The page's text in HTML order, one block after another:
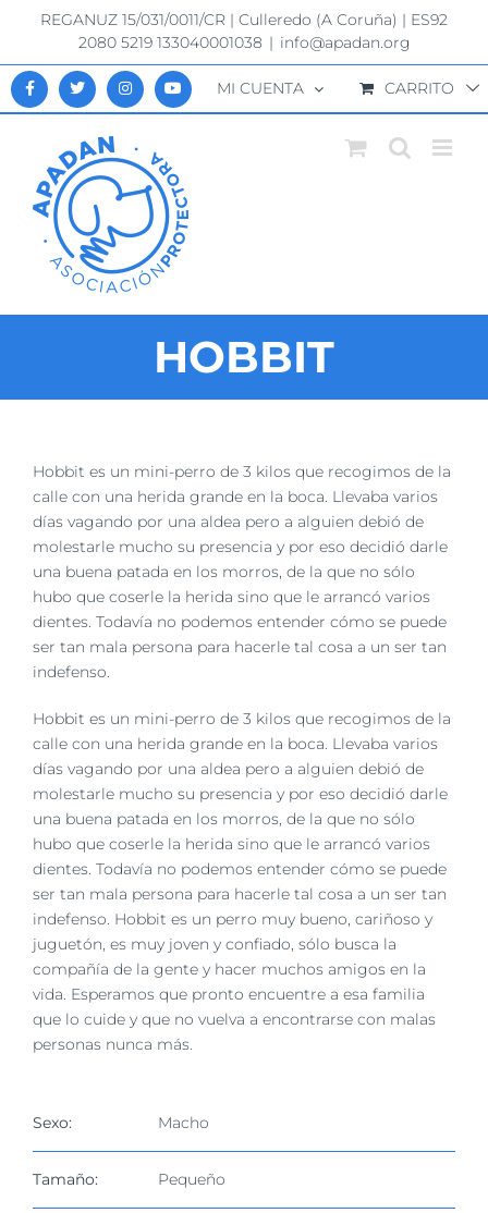
Saltar
contenido
REGANUZ 15/031/0011/CR | Culleredo (A Coruña) | ES92
2080 5219 133040001038 | info@apadan.org
MI CUENTA CARRITO
HOBBIT
Ver
imagen
más
grande
Hobbit es un mini-perro de 3 kilos que recogimos de la
calle con una herida grande en la boca. Llevaba varios
días vagando por una aldea pero a alguien debió de
molestarle mucho su presencia y por eso decidió darle
una buena patada en los morros, de la que no sólo
hubo que coserle la herida sino que le arrancó varios
dientes. Todavía no podemos entender cómo se puede
ser tan mala persona para hacerle tal cosa a un ser tan
indefenso.
Hobbit es un mini-perro de 3 kilos que recogimos de la
calle con una herida grande en la boca. Llevaba varios
días vagando por una aldea pero a alguien debió de
molestarle mucho su presencia y por eso decidió darle
una buena patada en los morros, de la que no sólo
hubo que coserle la herida sino que le arrancó varios
dientes. Todavía no podemos entender cómo se puede
ser tan mala persona para hacerle tal cosa a un ser tan
indefenso. Hobbit es un perro muy bueno, cariñoso y
juguetón, es muy joven y confiado, sólo busca la
compañía de la gente y hacer muchos amigos en la
vida. Esperamos que pronto encuentre a esa familia
que lo cuide y que no vuelva a encontrarse con malas
personas nunca más.
Sexo: Macho
Tamaño: Pequeño